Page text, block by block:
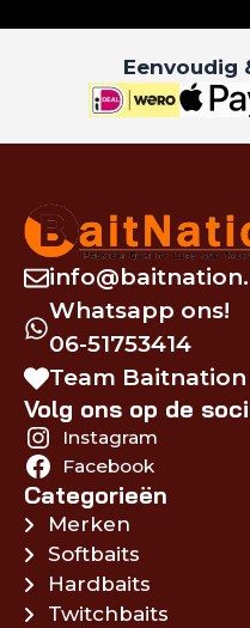
Eenvoudig
Whatsapp ons!
06-51753414
Team Baitnation
Volg ons op de
Instagram
Facebook
Categorieën
Merken
Softbaits
Hardbaits
Twitchbaits